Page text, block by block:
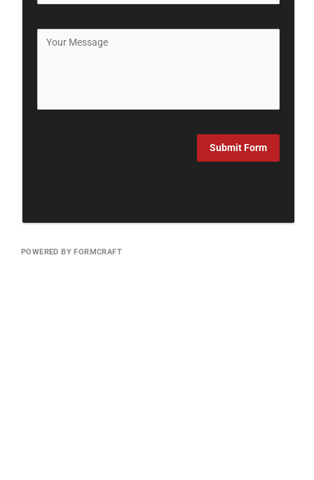
Submit Form
POWERED BY FORMCRAFT